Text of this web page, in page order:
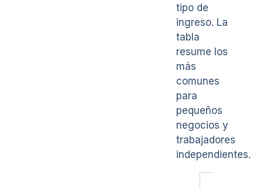
tipo de
ingreso. La
tabla
resume los
más
comunes
para
pequeños
negocios y
trabajadores
independientes.